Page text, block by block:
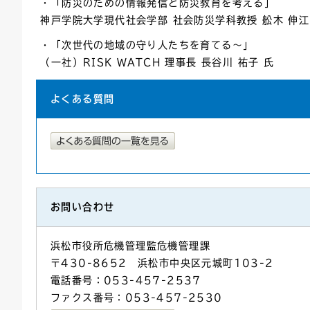
・「防災のための情報発信と防災教育を考える」
神戸学院大学現代社会学部 社会防災学科教授 舩木 伸
・「次世代の地域の守り人たちを育てる～」
（一社）RISK WATCH 理事長 長谷川 祐子 氏
よくある質問
お問い合わせ
浜松市役所危機管理監危機管理課
〒430-8652 浜松市中央区元城町103-2
電話番号：053-457-2537
ファクス番号：053-457-2530